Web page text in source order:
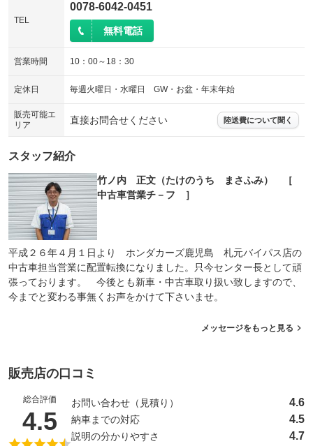
TEL
0078-6042-0451
無料電話
営業時間 10：00～18：30
定休日 毎週火曜日・水曜日 GW・お盆・年末年始
販売可能エ
リア
直接お問合せください 陸送費について聞く
スタッフ紹介
竹ノ内 正文（たけのうち まさふみ） ［
中古車営業チ－フ ］
平成２６年４月１日より ホンダカーズ鹿児島 札元バイパス店の
中古車担当営業に配置転換になりました。只今センター長として頑
張っております。 今後とも新車・中古車取り扱い致しますので、
今までと変わる事無くお声をかけて下さいませ。
メッセージをもっと見る
販売店の口コミ
総合評価
4.5 （5点満点中）
お問い合わせ（見積り） 4.6
納車までの対応 4.5
説明の分かりやすさ 4.7